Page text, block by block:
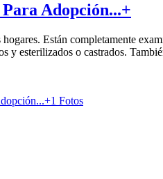
Adopción...+
Están completamente
y esterilizados o castrados.
1 Fotos